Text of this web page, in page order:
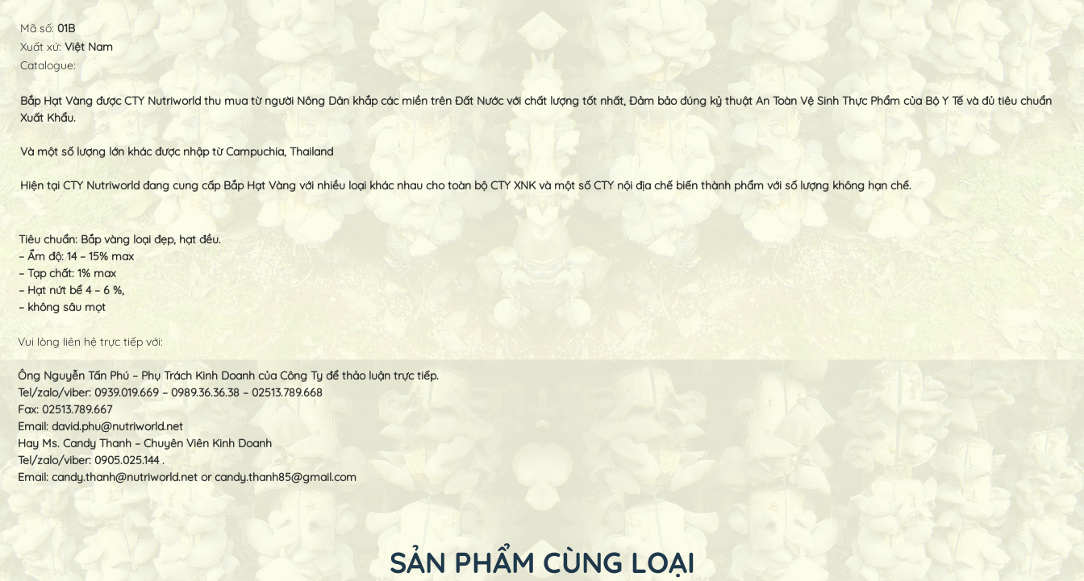
Mã số: 01B
Xuất xứ: Việt Nam
Catalogue:
Bắp Hạt Vàng được CTY Nutriworld thu mua từ người Nông Dân khắp các miền trên Đất Nước với chất lượng tốt nhất, Đảm bảo đúng kỷ thuật An Toàn Vệ Sinh Thực Phẩm của Bộ Y Tế và đủ tiêu chuẩn
Xuất Khẩu.
Và một số lượng lớn khác được nhập từ Campuchia, Thailand
Hiện tại CTY Nutriworld đang cung cấp Bắp Hạt Vàng với nhiều loại khác nhau cho toàn bộ CTY XNK và một số CTY nội địa chế biến thành phẩm với số lượng không hạn chế.
Tiêu chuẩn: Bắp vàng loại đẹp, hạt đều.
– Ẩm độ: 14 – 15% max
– Tạp chất: 1% max
– Hạt nứt bể 4 – 6 %,
– không sâu mọt
Vui lòng liên hệ trực tiếp với:
Ông Nguyễn Tấn Phú – Phụ Trách Kinh Doanh của Công Ty để thảo luận trực tiếp.
Tel/zalo/viber: 0939.019.669 – 0989.36.36.38 – 02513.789.668
Fax: 02513.789.667
Email: david.phu@nutriworld.net
Hay Ms. Candy Thanh – Chuyên Viên Kinh Doanh
Tel/zalo/viber: 0905.025.144 .
Email: candy.thanh@nutriworld.net orcandy.thanh85@gmail.com
SẢN PHẨM CÙNG LOẠI